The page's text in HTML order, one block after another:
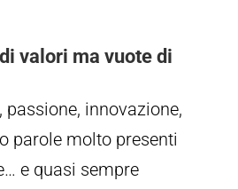
valori ma vuote di
innovazione,
parole molto presenti
e quasi sempre